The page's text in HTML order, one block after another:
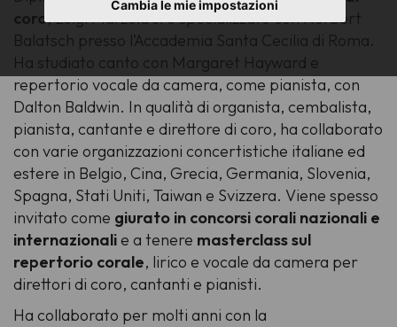
Cambia le mie impostazioni
coro, Luigi Marzola si è specializzato con Norbert
Balatsch presso l’Accademia Santa Cecilia di Roma.
Ha studiato canto con Margaret Hayward e
repertorio vocale da camera, come pianista, con
Dalton Baldwin. In qualità di organista, cembalista,
pianista, cantante e direttore di coro, ha collaborato
con varie organizzazioni concertistiche italiane ed
estere in Belgio, Cina, Grecia, Germania, Slovenia,
Spagna, Stati Uniti, Taiwan e Svizzera. Viene spesso
invitato come giurato in concorsi corali nazionali e
internazionalie a tenere masterclass sul
repertorio corale, lirico e vocale da camera per
direttori di coro, cantanti e pianisti.
Ha collaborato per molti anni con la